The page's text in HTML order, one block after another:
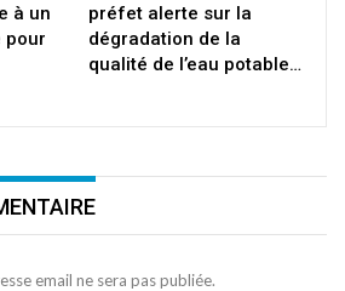
à un
pour
préfet alerte sur la
dégradation de la
qualité de l’eau potable…
email ne sera pas publiée.